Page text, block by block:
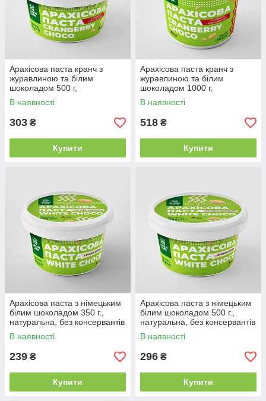
Арахісова паста кранч з
журавлиною та білим
шоколадом 500 г,
натуральна, без консервантів
та домішок CRANBERRY
В наявності
303 ₴
Купити
Арахісова паста кранч з
журавлиною та білим
шоколадом 1000 г,
натуральна без консервантів
та домішок CRANBERRY
В наявності
518 ₴
Купити
Арахісова паста з німецьким
білим шоколадом 350 г.,
натуральна, без консервантів
та домішок WHITE CHOCO
В наявності
239 ₴
Купити
Арахісова паста з німецьким
білим шоколадом 500 г.,
натуральна, без консервантів
та домішок WHITE CHOCO
В наявності
296 ₴
Купити